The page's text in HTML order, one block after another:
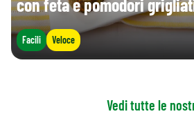
con feta e pomodori
Facili Veloce
Vedi tutte le